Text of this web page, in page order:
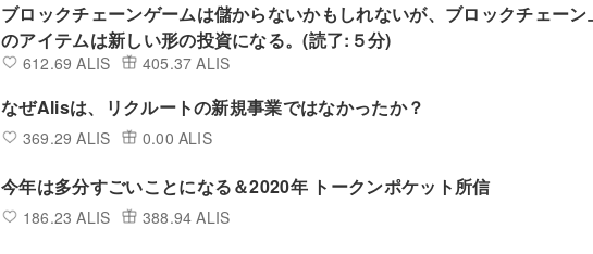
ブロックチェーンゲームは儲からないかもしれないが、ブロックチェーン
のアイテムは新しい形の投資になる。(読了:５分)
612.69 ALIS 405.37 ALIS
なぜAlisは、リクルートの新規事業ではなかったか？
369.29 ALIS 0.00 ALIS
今年は多分すごいことになる＆2020年 トークンポケット所信
186.23 ALIS 388.94 ALIS